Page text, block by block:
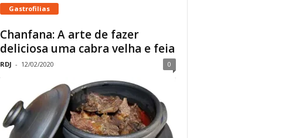
Gastrofilias
Chanfana: A arte de fazer
deliciosa uma cabra velha e feia
RDJ - 12/02/2020 0